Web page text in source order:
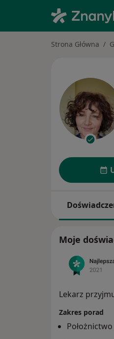
Strona Główna
Moje
Lekarz
Zakres porad